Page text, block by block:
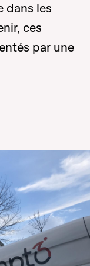
dans les
ces
par une